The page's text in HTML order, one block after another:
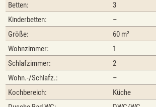
Betten:
3
Kinderbetten:
–
Größe:
60 m²
Wohnzimmer:
1
Schlafzimmer:
2
Wohn.-/Schlafz.:
–
Kochbereich:
Küche